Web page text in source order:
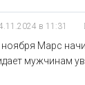
в 11:31
ноября Марс
мужчинам